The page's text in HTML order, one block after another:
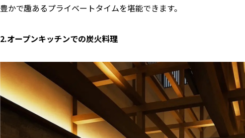
豊かで趣あるプライベートタイムを堪能できます。
2.オープンキッチンでの炭火料理